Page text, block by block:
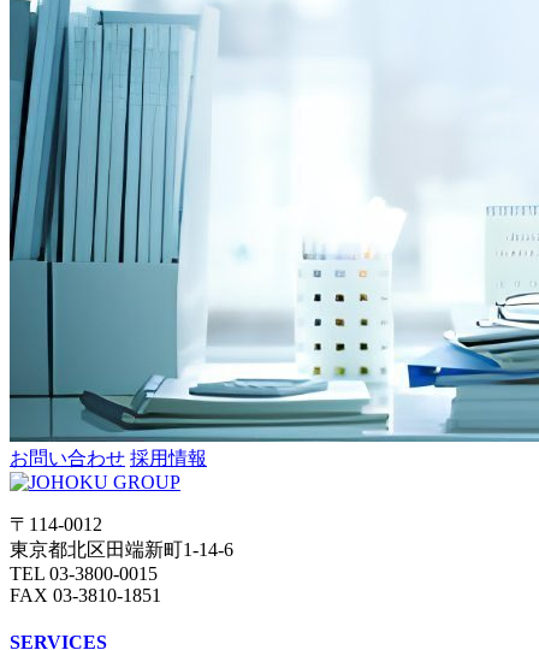
お問い合わせ 採用情報
〒114-0012
東京都北区田端新町1-14-6
TEL 03-3800-0015
FAX 03-3810-1851
SERVICES